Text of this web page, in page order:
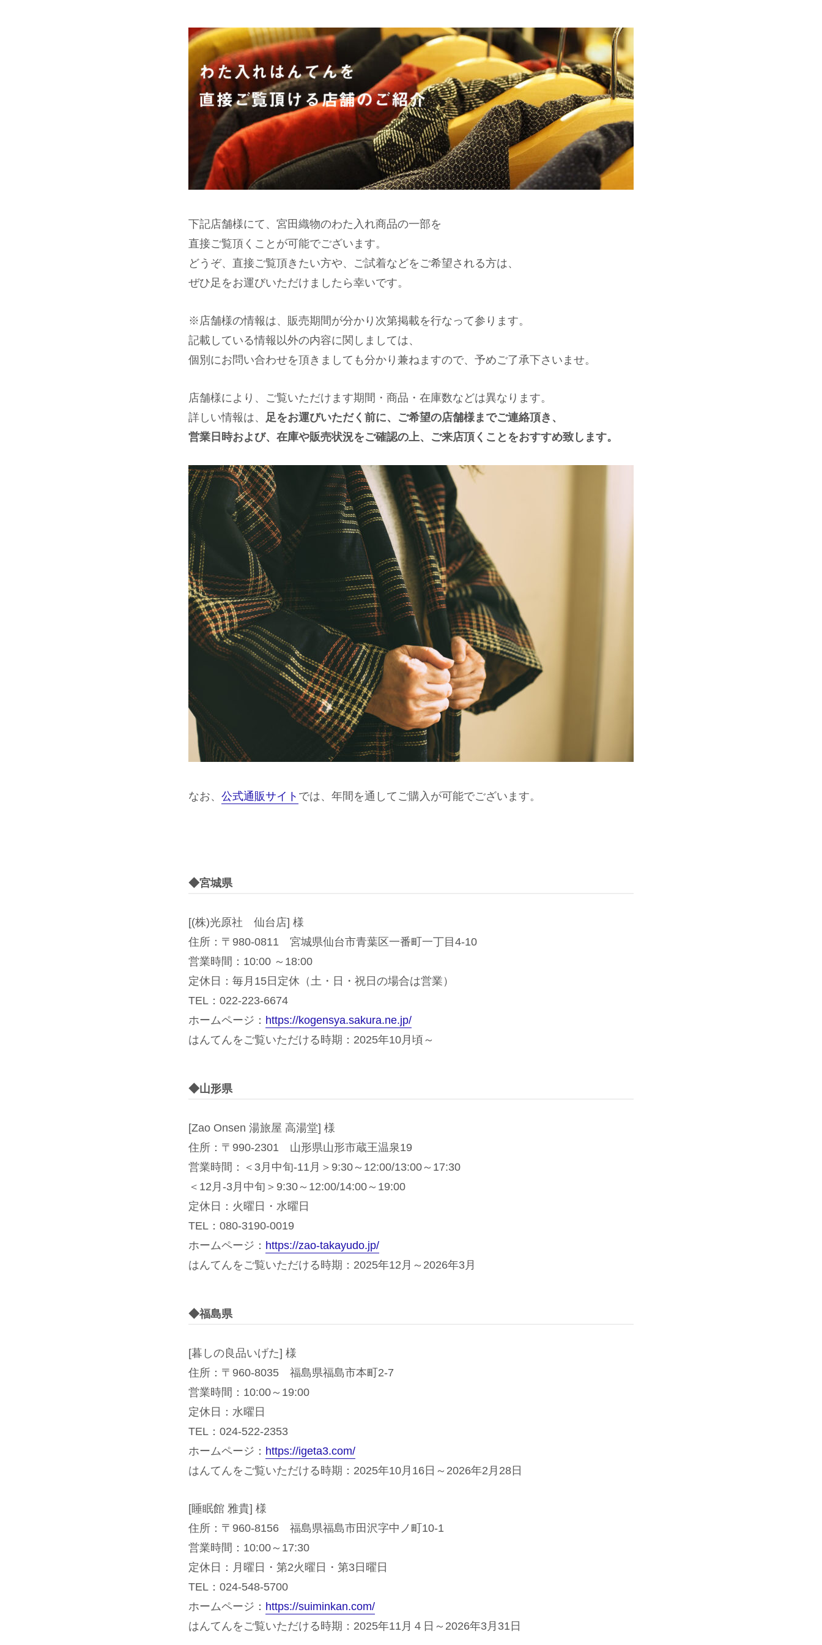
下記店舗様にて、宮田織物のわた入れ商品の一部を
直接ご覧頂くことが可能でございます。
どうぞ、直接ご覧頂きたい方や、ご試着などをご希望される方は、
ぜひ足をお運びいただけましたら幸いです。
※店舗様の情報は、販売期間が分かり次第掲載を行なって参ります。
記載している情報以外の内容に関しましては、
個別にお問い合わせを頂きましても分かり兼ねますので、予めご了承下さいませ。
店舗様により、ご覧いただけます期間・商品・在庫数などは異なります。
詳しい情報は、 足をお運びいただく前に、ご希望の店舗様までご連絡頂き、
営業日時および、在庫や販売状況をご確認の上、ご来店頂くことをおすすめ致します。
なお、 公式通販サイト では、年間を通してご購入が可能でございます。
◆宮城県
[(株)光原社 仙台店] 様
住所：〒980-0811 宮城県仙台市青葉区一番町一丁目4-10
営業時間：10:00 ～18:00
定休日：毎月15日定休（土・日・祝日の場合は営業）
TEL：022-223-6674
ホームページ： https://kogensya.sakura.ne.jp/
はんてんをご覧いただける時期：2025年10月頃～
◆山形県
[Zao Onsen 湯旅屋 高湯堂] 様
住所：〒990-2301 山形県山形市蔵王温泉19
営業時間：＜3月中旬-11月＞9:30～12:00/13:00～17:30
＜12月-3月中旬＞9:30～12:00/14:00～19:00
定休日：火曜日・水曜日
TEL：080-3190-0019
ホームページ： https://zao-takayudo.jp/
はんてんをご覧いただける時期：2025年12月～2026年3月
◆福島県
[暮しの良品いげた] 様
住所：〒960-8035 福島県福島市本町2-7
営業時間：10:00～19:00
定休日：水曜日
TEL：024-522-2353
ホームページ： https://igeta3.com/
はんてんをご覧いただける時期：2025年10月16日～2026年2月28日
[睡眠館 雅貴] 様
住所：〒960-8156 福島県福島市田沢字中ノ町10-1
営業時間：10:00～17:30
定休日：月曜日・第2火曜日・第3日曜日
TEL：024-548-5700
ホームページ： https://suiminkan.com/
はんてんをご覧いただける時期：2025年11月４日～2026年3月31日